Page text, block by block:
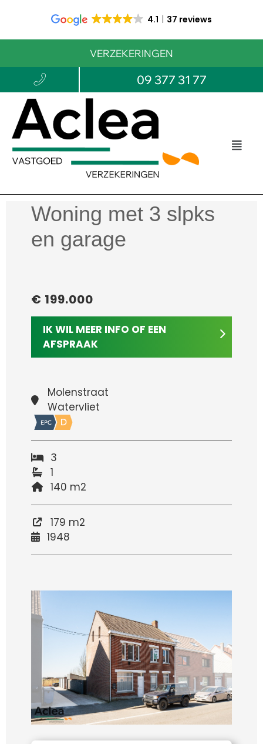
4.1 37 reviews
VERZEKERINGEN
09 377 31 77
Woning met 3 slpks
en garage
€ 199.000
IK WIL MEER INFO OF EEN
AFSPRAAK
Molenstraat
Watervliet
3
1
140 m2
179 m2
1948